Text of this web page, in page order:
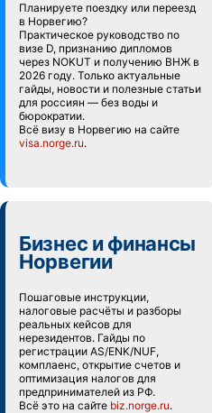
Планируете поездку или переезд
в Норвегию?
Практическое руководство по
визе D, признанию дипломов
через NOKUT и получению ВНЖ в
2026 году. Только актуальные
гайды, новости и полезные статьи
для россиян — без воды и
бюрократии.
Всё визу в Норвегию на сайте
visa.norge.ru.
Бизнес и финансы
Норвегии
Пошаговые инструкции,
налоговые расчёты и разборы
реальных кейсов для
нерезидентов. Гайды по
регистрации AS/ENK/NUF,
комплаенс, открытие счетов и
оптимизация налогов для
предпринимателей из РФ.
Всё это на сайте biz.norge.ru.